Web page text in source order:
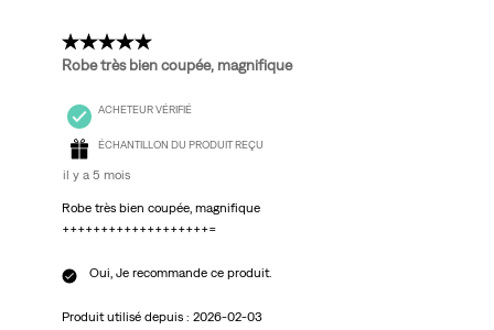
5 étoile(s) sur 5.
Robe très bien coupée, magnifique
ACHETEUR VÉRIFIÉ
ÉCHANTILLON DU PRODUIT REÇU
il y a 5 mois
Robe très bien coupée, magnifique
+++++++++++++++++++=
Oui, Je recommande ce produit.
Produit utilisé depuis : 2026-02-03